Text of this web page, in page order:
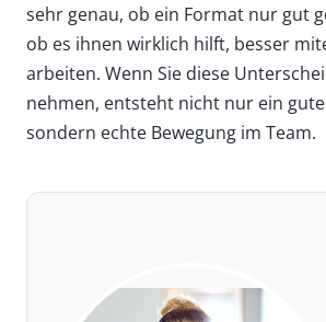
sehr genau, ob ein Format nur gut
ob es ihnen wirklich hilft, besser
arbeiten. Wenn Sie diese
nehmen, entsteht nicht nur ein
sondern echte Bewegung im Team.